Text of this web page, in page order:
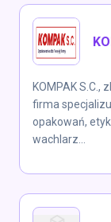
KOMPAK S.C.,
firma
opakowań,
wachlarz...